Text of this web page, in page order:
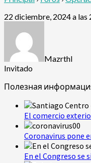
22 diciembre, 2024 a las
Mazrthl
Invitado
Полезная
El comercio
Coronavirus pone
En el Congreso se